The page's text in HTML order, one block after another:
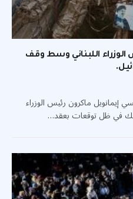
اللبناني وسط وقف
ماكرون رئيس الوزراء
في ظل توقعات بعقد…